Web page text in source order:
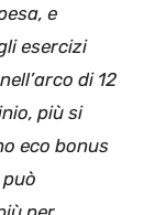
e
esercizi
di 12
più si
eco bonus
può